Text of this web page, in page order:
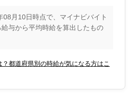
08月10日時点で、マイナビバイト
与から平均時給を算出したもの
都道府県別の時給が気になる方はこ